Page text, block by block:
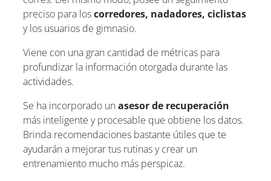
preciso para loscorredores, nadadores, ciclistas
y los usuarios de gimnasio.
Viene con una gran cantidad de métricas para
profundizar la información otorgada durante las
actividades.
Se ha incorporado unasesor de recuperación
más inteligente y procesable que obtiene los datos.
Brinda recomendaciones bastante útiles que te
ayudarán a mejorar tus rutinas y crear un
entrenamiento mucho más perspicaz.